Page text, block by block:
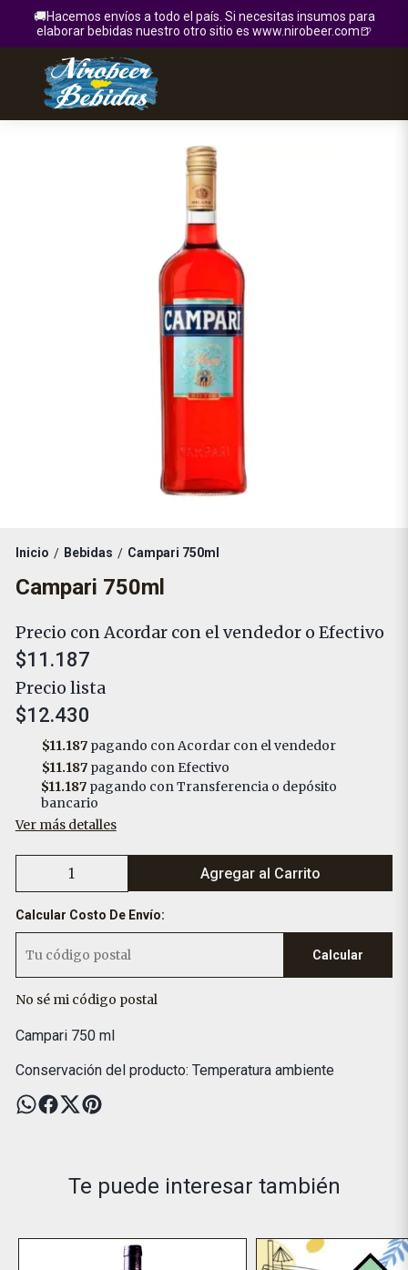
🚚Hacemos envíos a todo el país. Si necesitas insumos para
elaborar bebidas nuestro otro sitio es www.nirobeer.com🍺
Inicio / Bebidas / Campari 750ml
Campari 750ml
Precio con Acordar con el vendedor o Efectivo
$11.187
Precio lista
$12.430
$11.187pagando con Acordar con el vendedor
$11.187pagando con Efectivo
$11.187 pagando con Transferencia o depósito
bancario
Ver más detalles
Agregar al Carrito
Calcular Costo De Envío:
Calcular
No sé mi código postal
Campari 750 ml
Conservación del producto: Temperatura ambiente
Te puede interesar también